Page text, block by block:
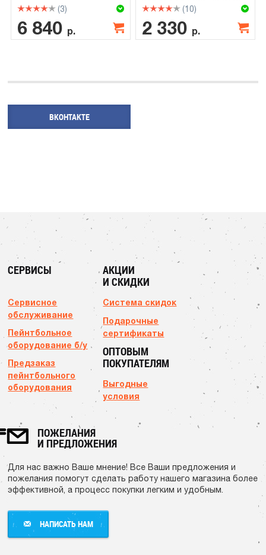
(3)
6 840 р.
(10)
2 330 р.
ВКОНТАКТЕ
СЕРВИСЫ
Сервисное
обслуживание
Пейнтбольное
оборудование б/у
Предзаказ
пейнтбольного
оборудования
АКЦИИ
И СКИДКИ
Система скидок
Подарочные
сертификаты
ОПТОВЫМ
ПОКУПАТЕЛЯМ
Выгодные
условия
ПОЖЕЛАНИЯ
И ПРЕДЛОЖЕНИЯ
Для нас важно Ваше мнение! Все Ваши предложения и
пожелания помогут сделать работу нашего магазина более
эффективной, а процесс покупки легким и удобным.
НАПИСАТЬ НАМ